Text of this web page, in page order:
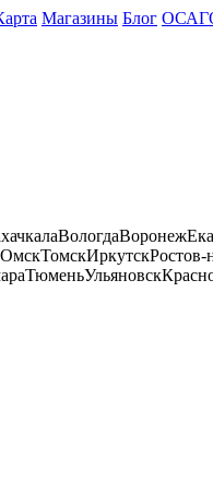
Магазины Блог
ВологдаВоронеж
ОмскТомскИркутск
ТюменьУльяновск